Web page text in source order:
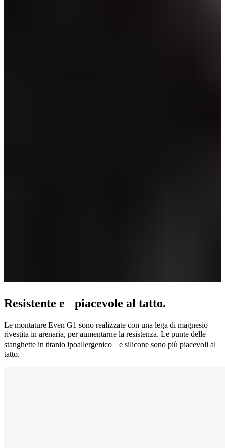
Resistente e piacevole al tatto.
Le montature Even G1 sono realizzate con una lega di magnesio
rivestita in arenaria, per aumentarne la resistenza. Le punte delle
stanghette in titanio ipoallergenico e silicone sono più piacevoli al
tatto.